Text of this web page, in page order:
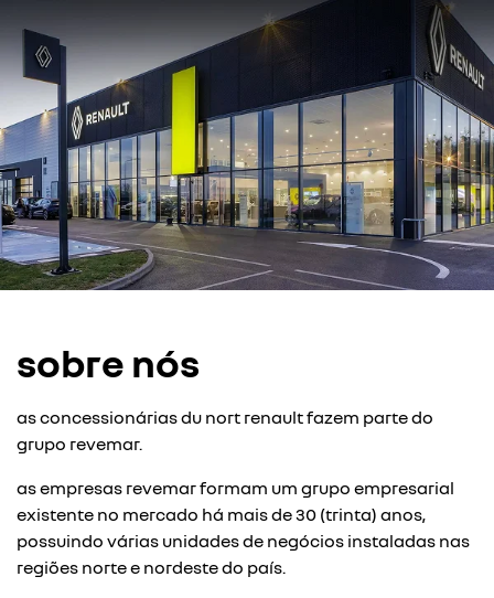
sobre nós
as concessionárias du nort renault fazem parte do
grupo revemar.
as empresas revemar formam um grupo empresarial
existente no mercado há mais de 30 (trinta) anos,
possuindo várias unidades de negócios instaladas nas
regiões norte e nordeste do país.